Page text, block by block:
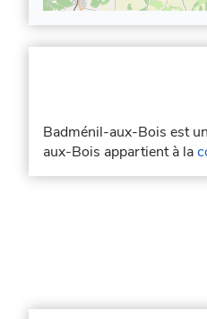
Badménil-aux-Bois est
aux-Bois appartient à la